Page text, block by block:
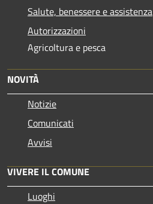
Salute, benessere e assistenza
Autorizzazioni
Agricoltura e pesca
NOVITÀ
Notizie
Comunicati
Avvisi
VIVERE IL COMUNE
Luoghi